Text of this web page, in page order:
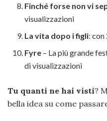
Finché forse non vi
visualizzazioni
La vita dopo i figli:
Fyre – La più grande
di visualizzazioni
Tu quanti ne hai visti?
bella idea su come